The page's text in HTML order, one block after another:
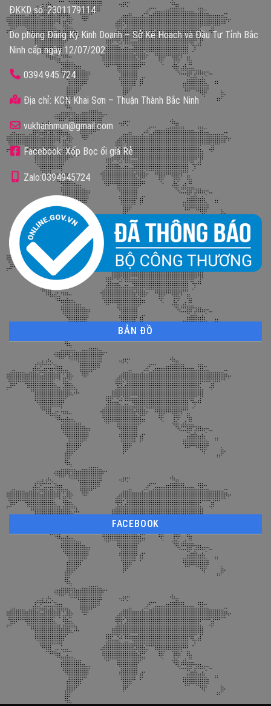
ĐKKD số: 2301179114
Do phòng Đăng Ký Kinh Doanh – Sở Kế Hoạch và Đầu Tư Tỉnh Bắc
Ninh cấp ngày 12/07/202
0394.945.724
Địa chỉ: KCN Khai Sơn – Thuận Thành Bắc Ninh
vukhanhmun@gmail.com
Facebook: Xốp Bọc ổi giá Rẻ
Zalo:0394945724
BẢN ĐỒ
FACEBOOK